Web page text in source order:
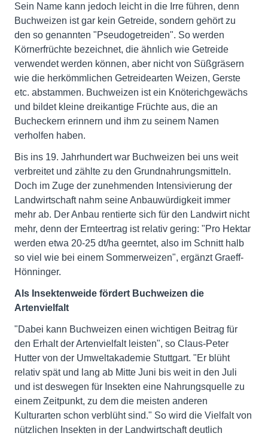
Sein Name kann jedoch leicht in die Irre führen, denn
Buchweizen ist gar kein Getreide, sondern gehört zu
den so genannten "Pseudogetreiden". So werden
Körnerfrüchte bezeichnet, die ähnlich wie Getreide
verwendet werden können, aber nicht von Süßgräsern
wie die herkömmlichen Getreidearten Weizen, Gerste
etc. abstammen. Buchweizen ist ein Knöterichgewächs
und bildet kleine dreikantige Früchte aus, die an
Bucheckern erinnern und ihm zu seinem Namen
verholfen haben.
Bis ins 19. Jahrhundert war Buchweizen bei uns weit
verbreitet und zählte zu den Grundnahrungsmitteln.
Doch im Zuge der zunehmenden Intensivierung der
Landwirtschaft nahm seine Anbauwürdigkeit immer
mehr ab. Der Anbau rentierte sich für den Landwirt nicht
mehr, denn der Ernteertrag ist relativ gering: "Pro Hektar
werden etwa 20-25 dt/ha geerntet, also im Schnitt halb
so viel wie bei einem Sommerweizen", ergänzt Graeff-
Hönninger.
Als Insektenweide fördert Buchweizen die
Artenvielfalt
"Dabei kann Buchweizen einen wichtigen Beitrag für
den Erhalt der Artenvielfalt leisten", so Claus-Peter
Hutter von der Umweltakademie Stuttgart. "Er blüht
relativ spät und lang ab Mitte Juni bis weit in den Juli
und ist deswegen für Insekten eine Nahrungsquelle zu
einem Zeitpunkt, zu dem die meisten anderen
Kulturarten schon verblüht sind." So wird die Vielfalt von
nützlichen Insekten in der Landwirtschaft deutlich